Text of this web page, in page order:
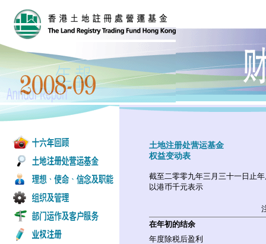
土地注册处营运基金
权益变动表
截至二零零九年三月三十一日止
以港币千元表示
在年初的结余
年度除税后盈利